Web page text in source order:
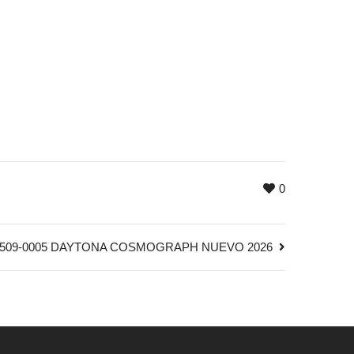
0
0005 DAYTONA COSMOGRAPH NUEVO 2026